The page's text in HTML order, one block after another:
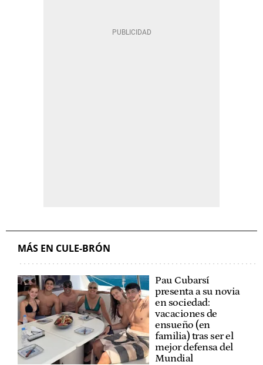
MÁS EN CULE-BRÓN
Pau Cubarsí
presenta a su novia
en sociedad:
vacaciones de
ensueño (en
familia) tras ser el
mejor defensa del
Mundial